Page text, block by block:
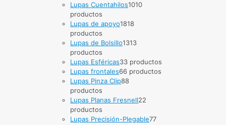
Lupas Cuentahilos1010
productos
Lupas de apoyo1818
productos
Lupas de Bolsillo1313
productos
Lupas Esféricas33 productos
Lupas frontales66 productos
Lupas Pinza Clip88
productos
Lupas Planas Fresnell22
productos
Lupas Precisión-Plegable77